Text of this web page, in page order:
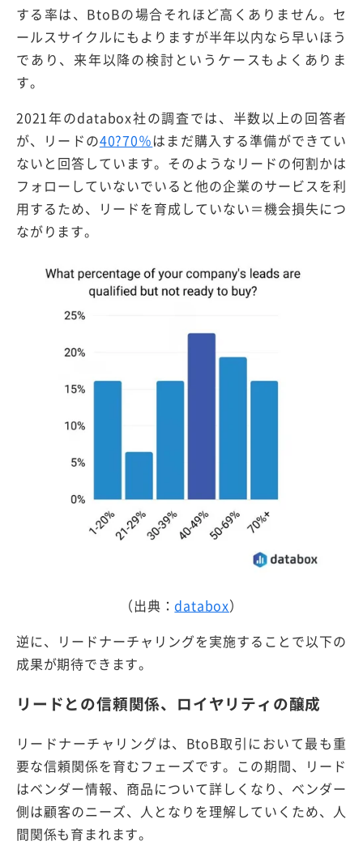
する率は、BtoBの場合それほど高くありません。セ
ールスサイクルにもよりますが半年以内なら早いほう
であり、来年以降の検討というケースもよくありま
す。
2021年のdatabox社の調査では、半数以上の回答者
が、リードの40?70％はまだ購入する準備ができてい
ないと回答しています。そのようなリードの何割かは
フォローしていないでいると他の企業のサービスを利
用するため、リードを育成していない＝機会損失につ
ながります。
（出典： databox）
逆に、リードナーチャリングを実施することで以下の
成果が期待できます。
リードとの信頼関係、ロイヤリティの醸成
リードナーチャリングは、BtoB取引において最も重
要な信頼関係を育むフェーズです。この期間、リード
はベンダー情報、商品について詳しくなり、ベンダー
側は顧客のニーズ、人となりを理解していくため、人
間関係も育まれます。